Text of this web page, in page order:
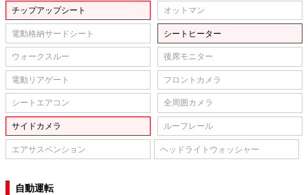
チップアップシート オットマン
電動格納サードシート シートヒーター
ウォークスルー 後席モニター
電動リアゲート フロントカメラ
シートエアコン 全周囲カメラ
サイドカメラ ルーフレール
エアサスペンション ヘッドライトウォッシャー
自動運転